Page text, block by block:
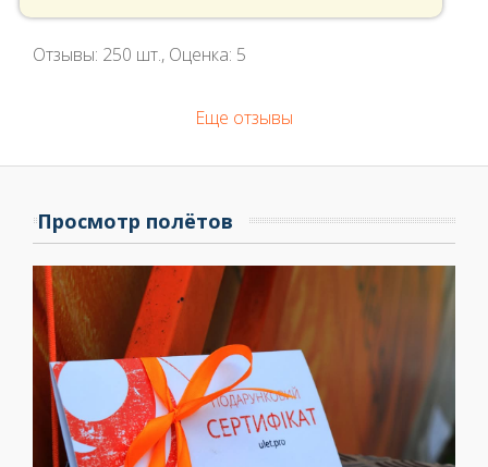
Отзывы: 250 шт., Оценка: 5
Еще отзывы
Просмотр полётов